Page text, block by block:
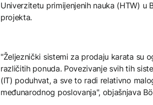
Univerzitetu primijenjenih nauka (HTW) u
projekta.
"Željeznički sistemi za prodaju karata su
različitih ponuda. Povezivanje svih tih
(IT) poduhvat, a sve to radi relativno
međunarodnog poslovanja", objašnjava